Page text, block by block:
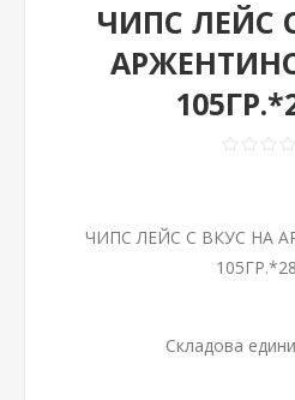
ЧИПС ЛЕЙС
ЧИПС ЛЕЙС С ВКУС НА
Складова